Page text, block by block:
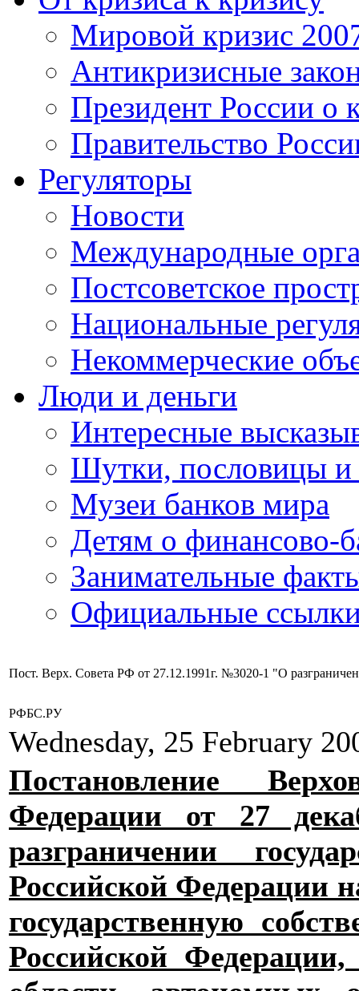
Мировой кризис
Антикризисные
Президент России о
Правительство
Регуляторы
Новости
Международные
Постсоветское
Национальные
Некоммерческие
Люди и деньги
Интересные
Шутки, пословицы и
Музеи банков мира
Детям о финансово-
Занимательные
Официальные
Пост. Верх. Совета РФ от 27.12.1991г. №3020-1 "О
РФБС.РУ
Wednesday, 25 February
Постановление
Федерации от 27
разграничении
Российской Федерации
государственную
Российской